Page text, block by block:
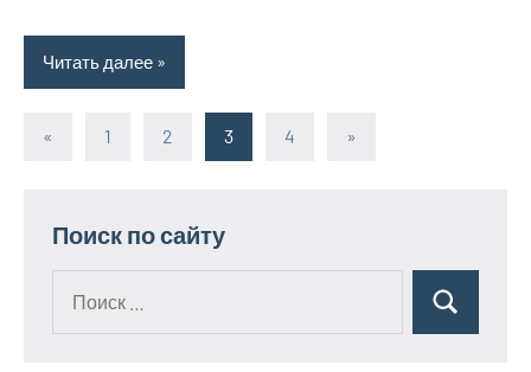
Читать далее
«
Предыдущие
1 2 3 4
Следующие
»
Поиск по сайту
Поиск